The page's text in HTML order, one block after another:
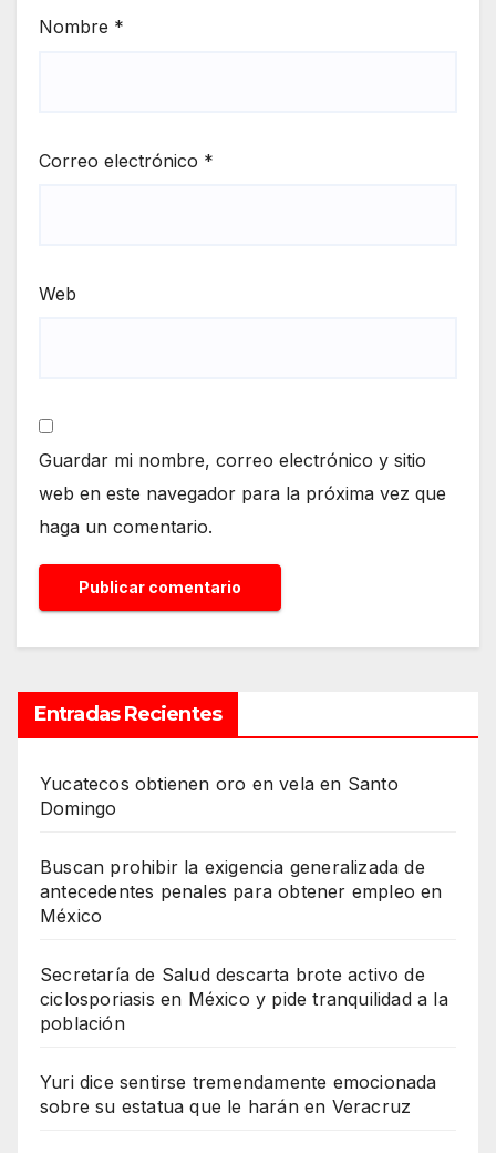
Nombre *
Correo electrónico *
Web
Guardar mi nombre, correo electrónico y sitio
web en este navegador para la próxima vez que
haga un comentario.
Entradas Recientes
Yucatecos obtienen oro en vela en Santo
Domingo
Buscan prohibir la exigencia generalizada de
antecedentes penales para obtener empleo en
México
Secretaría de Salud descarta brote activo de
ciclosporiasis en México y pide tranquilidad a la
población
Yuri dice sentirse tremendamente emocionada
sobre su estatua que le harán en Veracruz